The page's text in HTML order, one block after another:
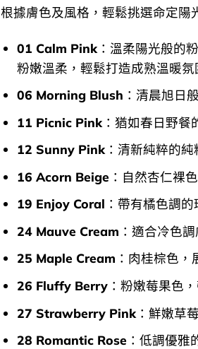
根據膚色及風格，輕鬆挑選命定陽
01 Calm Pink：溫柔陽光般的
粉嫩溫柔，輕鬆打造成熟溫暖氛
06 Morning Blush ：清晨旭日
11 Picnic Pink：猶如春日野餐
12 Sunny Pink：清新純粹的純
16 Acorn Beige ：自然杏仁裸
19 Enjoy Coral ：帶有橘色調
24 Mauve Cream ：適合冷色
25 Maple Cream ：肉桂棕色，
26 Fluffy Berry：粉嫩莓果色
27 Strawberry Pink：鮮嫩草
28 Romantic Rose ：低調優雅